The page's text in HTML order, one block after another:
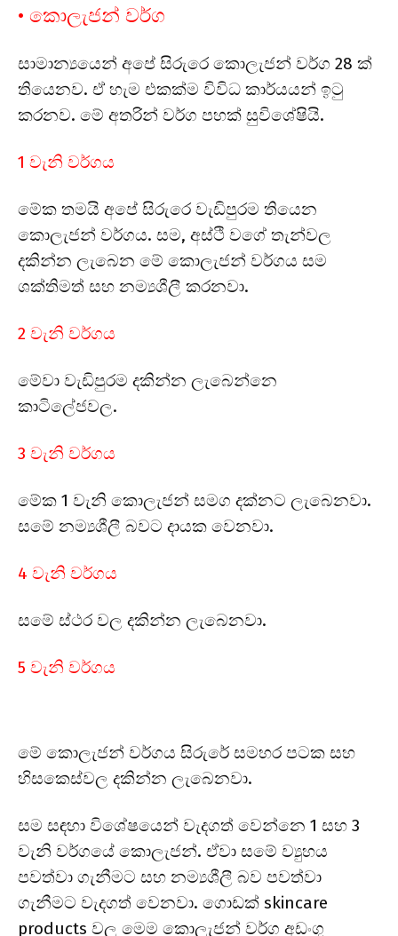
• කොලැජන් වර්ග
සාමාන්‍යයෙන් අපේ සිරුරෙ කොලැජන් වර්ග 28 ක්
තියෙනව. ඒ හැම එකක්ම විවිධ කාර්යයන් ඉටු
කරනව. මේ අතරින් වර්ග පහක් සුවිශේෂියි.
1 වැනි වර්ගය
මේක තමයි අපේ සිරුරෙ වැඩිපුරම තියෙන
කොලැජන් වර්ගය. සම, අස්ථි වගේ තැන්වල
දකින්න ලැබෙන මේ කොලැජන් වර්ගය සම
ශක්තිමත් සහ නම්‍යශීලී කරනවා.
2 වැනි වර්ගය
මේවා වැඩිපුරම දකින්න ලැබෙන්නෙ
කාටිලේජවල.
3 වැනි වර්ගය
මේක 1 වැනි කොලැජන් සමග දක්නට ලැබෙනවා.
සමේ නම්‍යශීලී බවට දායක වෙනවා.
4 වැනි වර්ගය
සමේ ස්ථර වල දකින්න ලැබෙනවා.
5 වැනි වර්ගය
මේ කොලැජන් වර්ගය සිරුරේ සමහර පටක සහ
හිසකෙස්වල දකින්න ලැබෙනවා.
සම සඳහා විශේෂයෙන් වැදගත් වෙන්නෙ 1 සහ 3
වැනි වර්ගයේ කොලැජන්. ඒවා සමේ ව්‍යුහය
පවත්වා ගැනීමට සහ නම්‍යශීලී බව පවත්වා
ගැනීමට වැදගත් වෙනවා. ගොඩක් skincare
products වල මෙම කොලැජන් වර්ග අඩංගු